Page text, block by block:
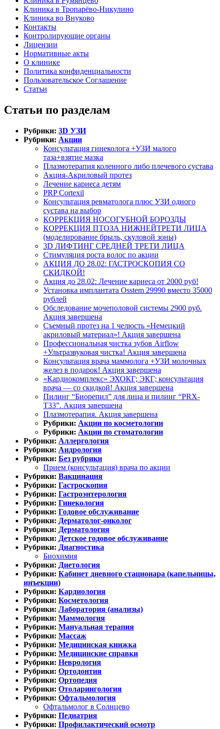
Клиника в Тропарёво-Никулино
Клиника во Внуково
Контакты
Контролирующие органы
Лицензии
Нормативные акты
О клинике
Политика конфиденциальности
Пользовательское Соглашение
Статьи
Статьи по разделам
Рубрики: 3D УЗИ
Рубрики: Акции
Консультация гинеколога +УЗИ малого
таза+взятие мазка
Плазмотерапия коленного либо плечевого сустава
Акция-Акриловый протез
Лечение кариеса детям
PRP Cortexil
Консультация ревматолога плюс УЗИ одного
сустава на выбор
КОРРЕКЦИЯ НОСОГУБНОЙ БОРОЗДЫ
КОРРЕКЦИЯ ПТОЗА НИЖНЕЙТРЕТИ ЛИЦА
(моделирование брыль, скуловой зоны)
3D ЛИФТИНГ СРЕДНЕЙ ТРЕТИ ЛИЦА
Стимуляция роста волос по акции
АКЦИЯ ДО 28.02: ГАСТРОСКОПИЯ СО
СКИДКОЙ!
Акция до 28.02: Лечение кариеса от 2000 руб!
Установка имплантата Osstem 29990 вместо 35000
рублей
Обследование мочеполовой системы 2900 руб.
Акция завершена
Съемный протез на 1 челюсть «Немецкий
акриловый материал»! Акция завершена
Профессиональная чистка зубов Airflow
+Ультразвуковая чистка! Акция завершена
Консультация врача маммолога +УЗИ молочных
желез в подарок! Акция завершена
«Кардиокомплекс» ЭХОКГ; ЭКГ; консультация
врача — со скидкой! Акция завершена
Пилинг “Биорепил” для лица и пилинг “PRX-
T33”. Акция завершена
Плазмотерапия. Акция завершена
Рубрики: Акции по косметологии
Рубрики: Акции по стоматологии
Рубрики: Аллергология
Рубрики: Андрология
Рубрики: Без рубрики
Прием (консультация) врача по акции
Рубрики: Вакцинация
Рубрики: Гастроскопия
Рубрики: Гастроэнтерология
Рубрики: Гинекология
Рубрики: Годовое обслуживание
Рубрики: Дерматолог-онколог
Рубрики: Дерматология
Рубрики: Детское годовое обслуживание
Рубрики: Диагностика
Биохимия
Рубрики: Диетология
Рубрики: Кабинет дневного стационара (капельницы,
инъекции)
Рубрики: Кардиология
Рубрики: Косметология
Рубрики: Лаборатория (анализы)
Рубрики: Маммология
Рубрики: Мануальная терапия
Рубрики: Массаж
Рубрики: Медицинская книжка
Рубрики: Медицинские справки
Рубрики: Неврология
Рубрики: Ортодонтия
Рубрики: Ортопедия
Рубрики: Отоларингология
Рубрики: Офтальмология
Офтальмолог в Солнцево
Рубрики: Педиатрия
Рубрики: Профилактический осмотр